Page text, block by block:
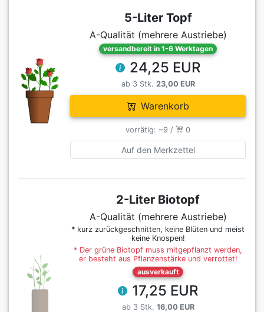
5-Liter Topf
A-Qualität (mehrere Austriebe)
versandbereit in 1-6 Werktagen
24,25 EUR
ab 3 Stk. 23,00 EUR
Warenkorb
vorrätig: ~9 / 0
Auf den Merkzettel
2-Liter Biotopf
A-Qualität (mehrere Austriebe)
* kurz zurückgeschnitten, keine Blüten und meist
keine Knospen!
* Der grüne Biotopf muss mitgepflanzt werden,
er besteht aus Pflanzenstärke und verrottet!
ausverkauft
17,25 EUR
ab 3 Stk. 16,00 EUR